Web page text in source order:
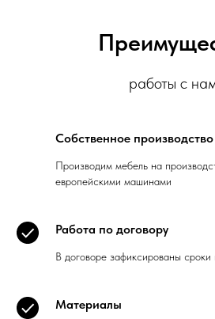
работы с
Собственное производство
Производим мебель на
европейскими машинами
Работа по договору
В договоре зафиксированы сроки
Материалы